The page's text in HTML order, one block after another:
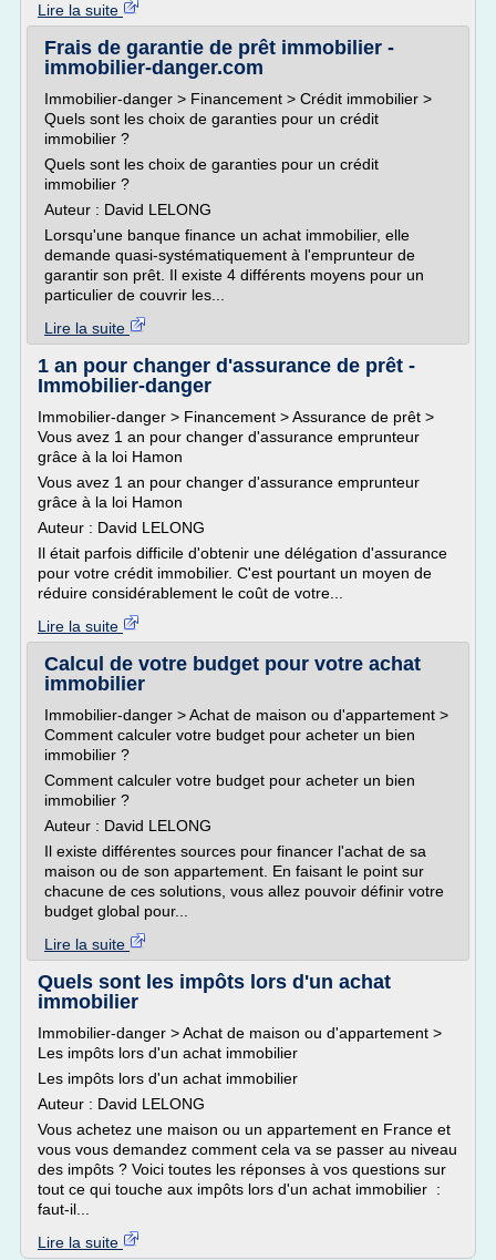
Lire la suite
Frais de garantie de prêt immobilier -
immobilier-danger.com
Immobilier-danger > Financement > Crédit immobilier >
Quels sont les choix de garanties pour un crédit
immobilier ?
Quels sont les choix de garanties pour un crédit
immobilier ?
Auteur : David LELONG
Lorsqu'une banque finance un achat immobilier, elle
demande quasi-systématiquement à l'emprunteur de
garantir son prêt. Il existe 4 différents moyens pour un
particulier de couvrir les...
Lire la suite
1 an pour changer d'assurance de prêt -
Immobilier-danger
Immobilier-danger > Financement > Assurance de prêt >
Vous avez 1 an pour changer d'assurance emprunteur
grâce à la loi Hamon
Vous avez 1 an pour changer d'assurance emprunteur
grâce à la loi Hamon
Auteur : David LELONG
Il était parfois difficile d'obtenir une délégation d'assurance
pour votre crédit immobilier. C'est pourtant un moyen de
réduire considérablement le coût de votre...
Lire la suite
Calcul de votre budget pour votre achat
immobilier
Immobilier-danger > Achat de maison ou d'appartement >
Comment calculer votre budget pour acheter un bien
immobilier ?
Comment calculer votre budget pour acheter un bien
immobilier ?
Auteur : David LELONG
Il existe différentes sources pour financer l'achat de sa
maison ou de son appartement. En faisant le point sur
chacune de ces solutions, vous allez pouvoir définir votre
budget global pour...
Lire la suite
Quels sont les impôts lors d'un achat
immobilier
Immobilier-danger > Achat de maison ou d'appartement >
Les impôts lors d'un achat immobilier
Les impôts lors d'un achat immobilier
Auteur : David LELONG
Vous achetez une maison ou un appartement en France et
vous vous demandez comment cela va se passer au niveau
des impôts ? Voici toutes les réponses à vos questions sur
tout ce qui touche aux impôts lors d'un achat immobilier :
faut-il...
Lire la suite